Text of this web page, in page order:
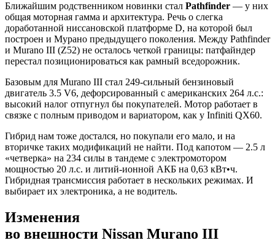
Ближайшим родственником новинки стал Pathfinder — у них
общая моторная гамма и архитектура. Речь о слегка
доработанной ниссановской платформе D, на которой был
построен и Мурано предыдущего поколения. Между Pathfinder
и Murano III (Z52) не осталось четкой границы: патфайндер
перестал позиционироваться как рамный вседорожник.
Базовым для Murano III стал 249-сильный бензиновый
двигатель 3.5 V6, дефорсированный с американских 264 л.с.:
высокий налог отпугнул бы покупателей. Мотор работает в
связке с полным приводом и вариатором, как у Infiniti QX60.
Гибрид нам тоже достался, но покупали его мало, и на
вторичке таких модификаций не найти. Под капотом — 2.5 л
«четверка» на 234 силы в тандеме с электромотором
мощностью 20 л.с. и литий-ионной АКБ на 0,63 кВт•ч.
Гибридная трансмиссия работает в нескольких режимах. И
выбирает их электроника, а не водитель.
Изменения
во внешности Nissan Murano III